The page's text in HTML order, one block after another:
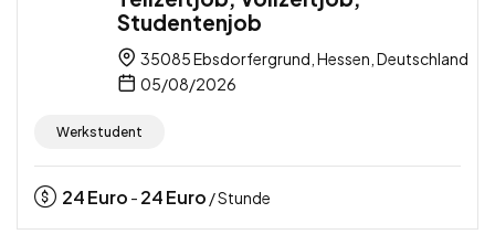
Studentenjob
35085 Ebsdorfergrund, Hessen, Deutschland
05/08/2026
Werkstudent
24Euro - 24Euro / Stunde